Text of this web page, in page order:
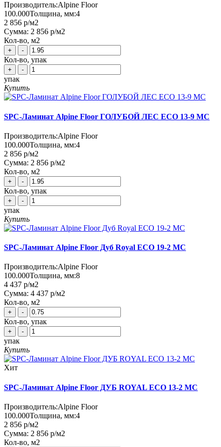
Производитель:Alpine Floor
100.000Толщина, мм:4
2 856 р/м2
Сумма: 2 856 р/м2
Кол-во, м2
+ -
Кол-во, упак
+ -
упак
Купить
SPC-Ламинат Alpine Floor ГОЛУБОЙ ЛЕС ЕСО 13-9 MC
Производитель:Alpine Floor
100.000Толщина, мм:4
2 856 р/м2
Сумма: 2 856 р/м2
Кол-во, м2
+ -
Кол-во, упак
+ -
упак
Купить
SPC-Ламинат Alpine Floor Дуб Royal ECO 19-2 MC
Производитель:Alpine Floor
100.000Толщина, мм:8
4 437 р/м2
Сумма: 4 437 р/м2
Кол-во, м2
+ -
Кол-во, упак
+ -
упак
Купить
Хит
SPC-Ламинат Alpine Floor ДУБ ROYAL ЕСО 13-2 MC
Производитель:Alpine Floor
100.000Толщина, мм:4
2 856 р/м2
Сумма: 2 856 р/м2
Кол-во, м2